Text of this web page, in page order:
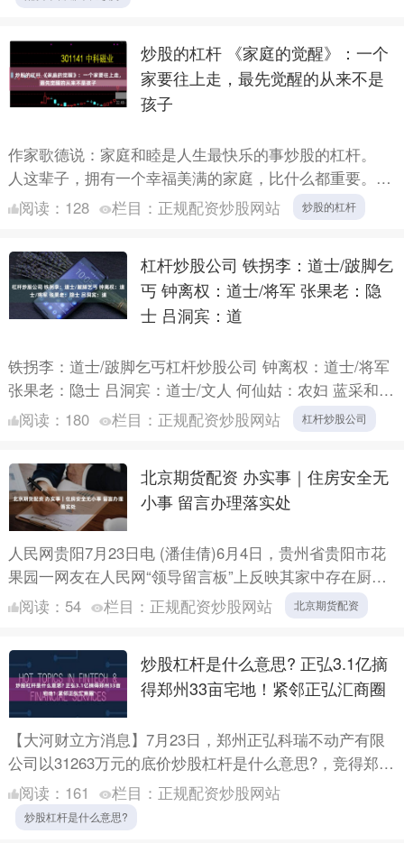
炒股的杠杆 《家庭的觉醒》：一个
家要往上走，最先觉醒的从来不是
孩子
作家歌德说：家庭和睦是人生最快乐的事炒股的杠杆。
人这辈子，拥有一个幸福美满的家庭，比什么都重要。
可现实中，有太多人不善于经营家庭，一家人要么关系紧
阅读： 128 栏目： 正规配资炒股网站 炒股的杠杆
杠杆炒股公司 铁拐李：道士/跛脚乞
丐 钟离权：道士/将军 张果老：隐
士 吕洞宾：道
铁拐李：道士/跛脚乞丐杠杆炒股公司 钟离权：道士/将军
张果老：隐士 吕洞宾：道士/文人 何仙姑：农妇 蓝采和：
流浪汉 韩湘子：韩愈侄孙/世家公子 曹国舅：宋仁....
阅读： 180 栏目： 正规配资炒股网站 杠杆炒股公司
北京期货配资 办实事｜住房安全无
小事 留言办理落实处
人民网贵阳7月23日电 (潘佳倩)6月4日，贵州省贵阳市花
果园一网友在人民网“领导留言板”上反映其家中存在厨房
天花板混凝土块掉落、入户门墙体倾斜、门框与墙体开
阅读： 54 栏目： 正规配资炒股网站 北京期货配资
炒股杠杆是什么意思? 正弘3.1亿摘
得郑州33亩宅地！紧邻正弘汇商圈
【大河财立方消息】7月23日，郑州正弘科瑞不动产有限
公司以31263万元的底价炒股杠杆是什么意思?，竞得郑政
高出〔2026〕12号（网）地块。 该地块为政府储备....
阅读： 161 栏目： 正规配资炒股网站
炒股杠杆是什么意思?